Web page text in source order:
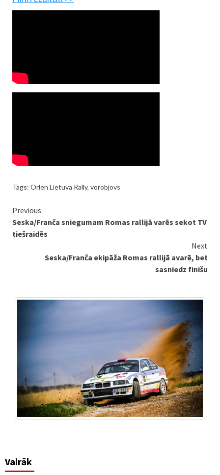
Tags: Orlen Lietuva Rally, vorobjovs
Continue
Reading
Previous
Seska/Franča sniegumam Romas rallijā varēs sekot TV
tiešraidēs
Next
Seska/Franča ekipāža Romas rallijā avarē, bet
sasniedz finišu
Vairāk